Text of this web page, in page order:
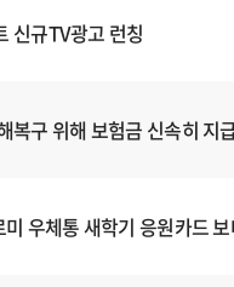
신규TV광고 런칭
복구 위해 보험금 신속히 지
우체통 새학기 응원카드